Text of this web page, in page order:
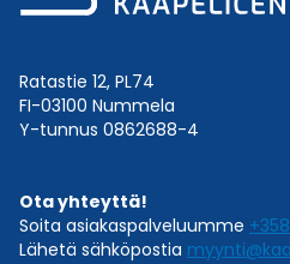
Ratastie 12, PL74
FI-03100 Nummela
Y-tunnus 0862688-4
Ota yhteyttä!
Soita asiakaspalveluumme
Lähetä sähköpostia